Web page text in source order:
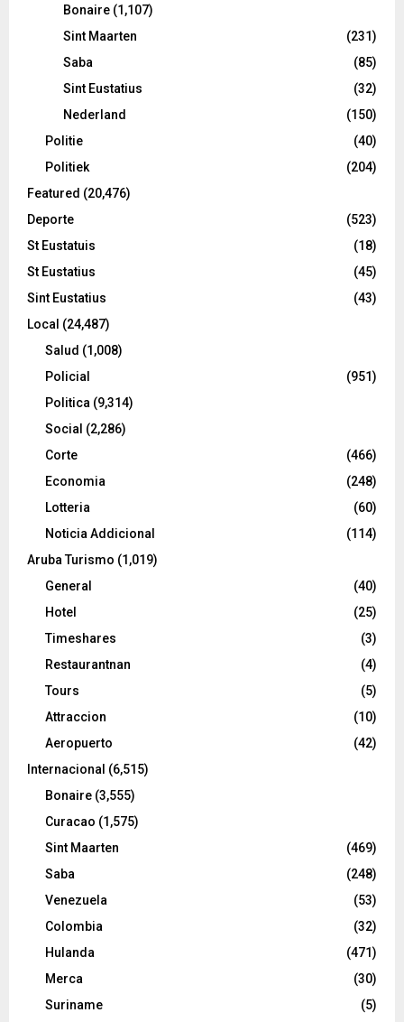
Bonaire (1,107)
Sint Maarten
(231)
Saba
(85)
Sint Eustatius
(32)
Nederland
(150)
Politie
(40)
Politiek
(204)
Featured (20,476)
Deporte
(523)
St Eustatuis
(18)
St Eustatius
(45)
Sint Eustatius
(43)
Local (24,487)
Salud (1,008)
Policial
(951)
Politica (9,314)
Social (2,286)
Corte
(466)
Economia
(248)
Lotteria
(60)
Noticia Addicional
(114)
Aruba Turismo (1,019)
General
(40)
Hotel
(25)
Timeshares
(3)
Restaurantnan
(4)
Tours
(5)
Attraccion
(10)
Aeropuerto
(42)
Internacional (6,515)
Bonaire (3,555)
Curacao (1,575)
Sint Maarten
(469)
Saba
(248)
Venezuela
(53)
Colombia
(32)
Hulanda
(471)
Merca
(30)
Suriname
(5)